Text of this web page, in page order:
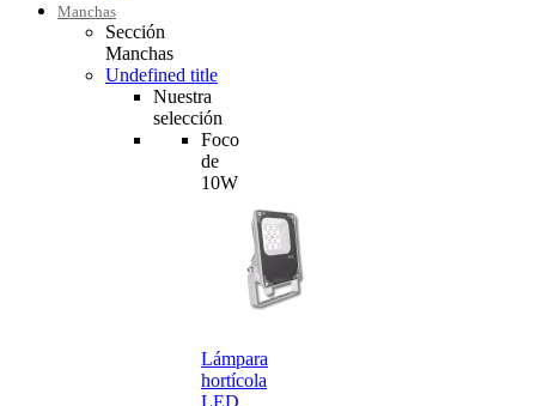
Manchas
Sección
Manchas
Undefined title
Nuestra
selección
Foco
de
10W
Lámpara
hortícola
LED